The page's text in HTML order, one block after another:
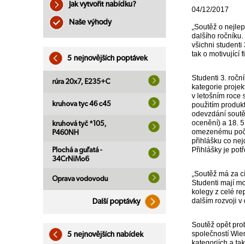
Jak vytvořit nabídku?
Naše výhody
5 nejnovějších poptávek
rúra 20x7, E235+C
kruhova tyc 46 c45
kruhová tyč *105,
P460NH
Plochá a guľatá -
34CrNiMo6
Oprava vodovodu
Další poptávky
5 nejnovějších nabídek
04/12/2017
„Soutěž o
dalšího ročníku.
všichni studenti
tak o motivující
Studenti 3.
kategorie
v letošním roce
použitím
odevzdání
ocenění) a 18.
omezenému
přihlášku co
Přihlášky je
„Soutěž má za
Studenti mají
kolegy z celé
dalším rozvoji v
Soutěž opět
společností